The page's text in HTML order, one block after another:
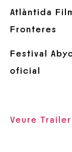
Atlàntida
Fronteres
Festival
oficial
Veure Trailer